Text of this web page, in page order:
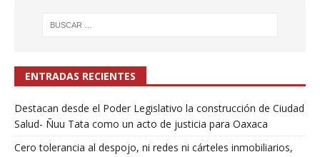
ENTRADAS RECIENTES
Destacan desde el Poder Legislativo la construcción de Ciudad
Salud- Ñuu Tata como un acto de justicia para Oaxaca
Cero tolerancia al despojo, ni redes ni cárteles inmobiliarios,